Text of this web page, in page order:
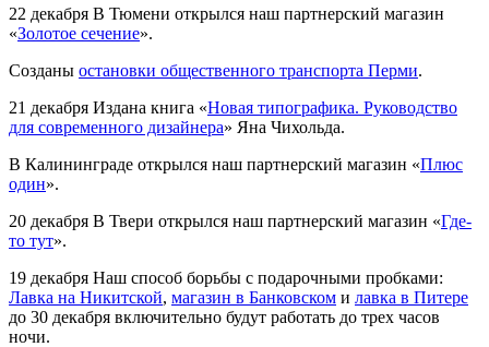
22 декабря В Тюмени открылся наш партнерский магазин
«Золотое сечение».
Созданы остановки общественного транспорта Перми.
21 декабря Издана книга «Новая типографика. Руководство
для современного дизайнера» Яна Чихольда.
В Калининграде открылся наш партнерский магазин «Плюс
один».
20 декабря В Твери открылся наш партнерский магазин «Где-
то тут».
19 декабря Наш способ борьбы с подарочными пробками:
Лавка на Никитской, магазин в Банковском и лавка в Питере
до 30 декабря включительно будут работать до трех часов
ночи.